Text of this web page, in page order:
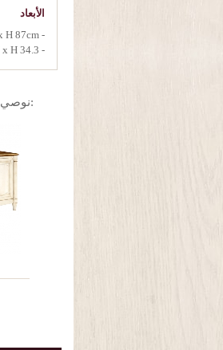
الأبعاد
- W 139cm x D 53cm x H 87cm
- W 54.7" x D 20.9" x H 34.3"
:نوصي